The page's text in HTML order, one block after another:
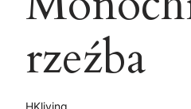
rzeźba